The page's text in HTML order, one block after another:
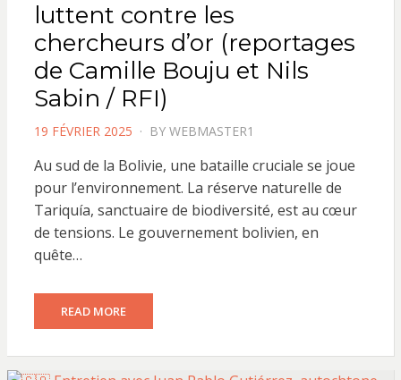
luttent contre les
chercheurs d’or (reportages
de Camille Bouju et Nils
Sabin / RFI)
POSTED
19 FÉVRIER 2025 BY WEBMASTER1
Au sud de la Bolivie, une bataille cruciale se joue
pour l’environnement. La réserve naturelle de
Tariquía, sanctuaire de biodiversité, est au cœur
de tensions. Le gouvernement bolivien, en
quête…
READ MORE